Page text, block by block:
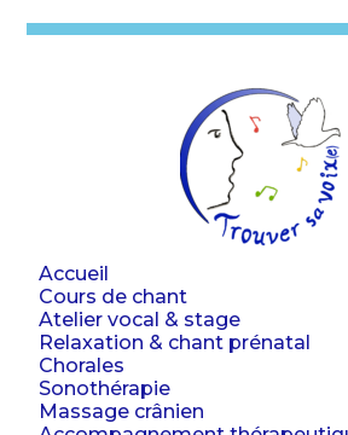
Accueil
Cours de chant
Atelier vocal & stage
Relaxation & chant prénatal
Chorales
Sonothérapie
Massage crânien